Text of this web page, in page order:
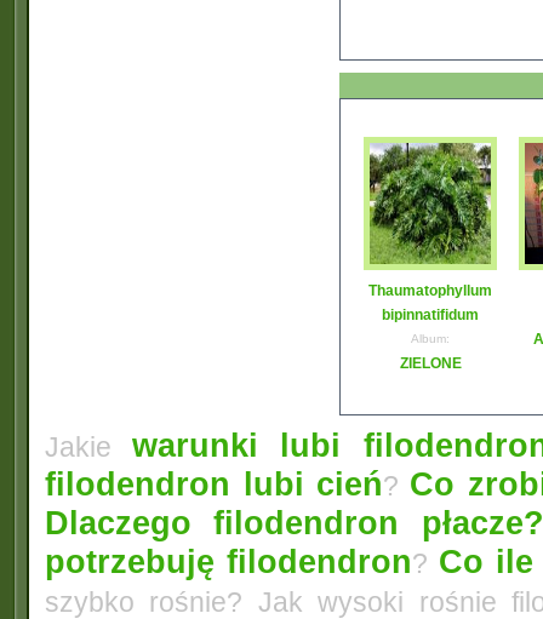
Thaumatophyllum
bipinnatifidum
Album:
ZIELONE
Jakie warunki lubi
filodendron lubi cień? Co
Dlaczego filodendron
potrzebuję filodendron? Co ile
szybko rośnie? Jak wysoki rośnie